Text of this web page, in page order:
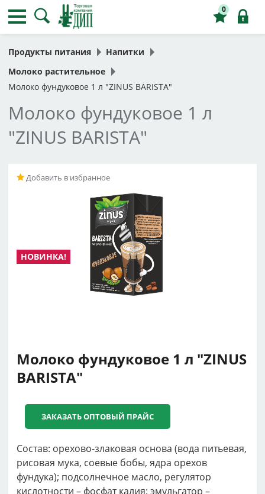
0
Продукты питания
Напитки
Молоко растительное
Молоко фундуковое 1 л "ZINUS BARISTA"
Молоко фундуковое 1 л
"ZINUS BARISTA"
Добавить в избранное
Молоко фундуковое 1 л "ZINUS
BARISTA"
ЗАКАЗАТЬ ОПТОВЫЙ ПРАЙС
Состав: орехово-злаковая основа (вода питьевая,
рисовая мука, соевые бобы, ядра орехов
фундука); подсолнечное масло, регулятор
кислотности – фосфат калия; эмульгатор –